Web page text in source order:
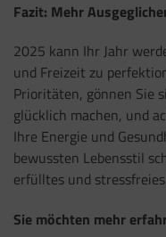
Fazit: Mehr
2025 kann Ihr Jahr
und Freizeit zu
Prioritäten, gönnen Sie
glücklich machen, und
Ihre Energie und
bewussten Lebensstil
erfülltes und
Sie möchten mehr